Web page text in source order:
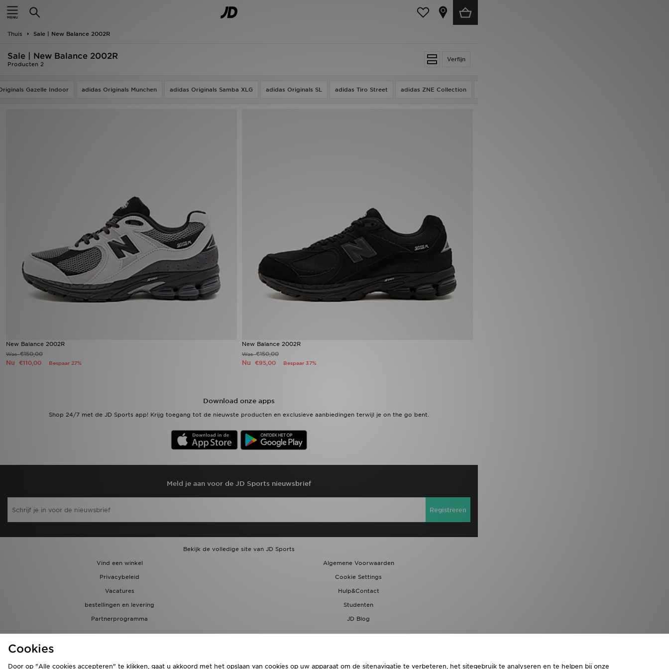
Thuis Sale | New Balance 2002R
Verfijn
Sale | New Balance 2002R
Producten 2
Gazelle Indoor adidas Originals Munchen adidas Originals Samba XLG adidas Originals SL adidas Tiro Street adidas ZNE Collection
New Balance 2002R
Was€150,00
Nu €110,00 Bespaar 27%
New Balance 2002R
Was€150,00
Nu €95,00 Bespaar 37%
Download onze apps
Shop 24/7 met de JD Sports app! Krijg toegang tot de nieuwste producten en exclusieve aanbiedingen terwijl je on the go bent.
Meld je aan voor de JD Sports nieuwsbrief
Registreren
Bekijk de volledige site van JD Sports
Vind een winkel
Algemene Voorwaarden
Privacybeleid
Cookie Settings
Vacatures
Hulp&Contact
bestellingen en levering
Studenten
Partnerprogramma
JD Blog
New In
Dames
Bestelling Traceren
Cookies
Door op "Alle cookies accepteren" te klikken, gaat u akkoord met het opslaan van cookies op uw apparaat om de sitenavigatie te verbeteren, het sitegebruik te analyseren en te helpen bij onze